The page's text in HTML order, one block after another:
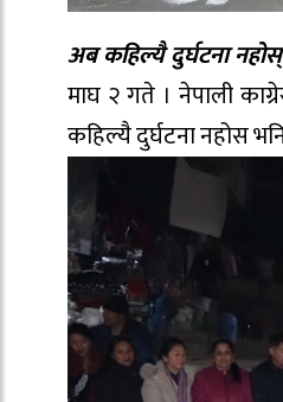
अब कहिल्यै दुर्घटना नहोस्
माघ २ गते । नेपाली
कहिल्यै दुर्घटना नहोस